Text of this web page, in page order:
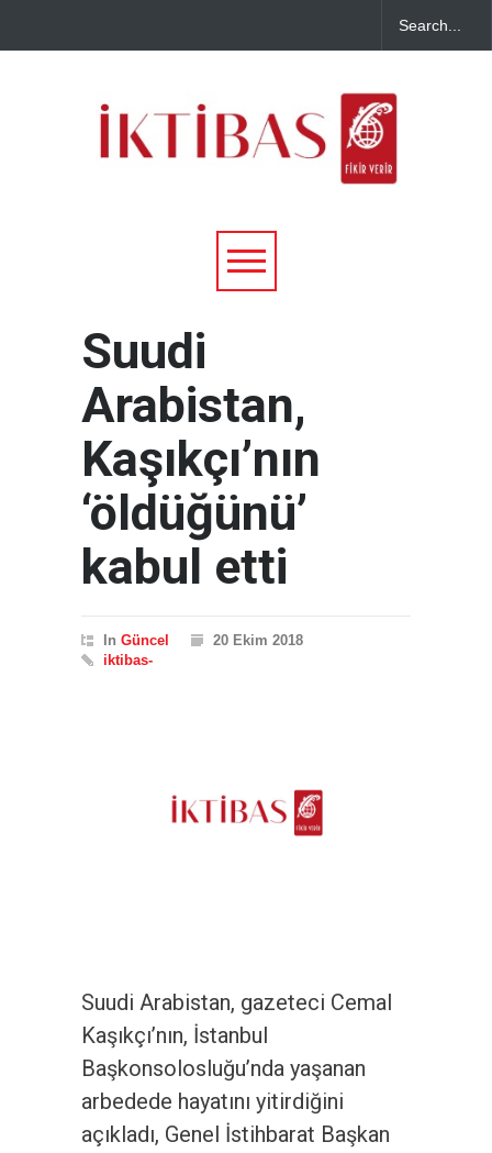
Suudi
Arabistan,
Kaşıkçı’nın
‘öldüğünü’
kabul etti
In Güncel
20 Ekim 2018
iktibas-
Suudi Arabistan, gazeteci Cemal
Kaşıkçı’nın, İstanbul
Başkonsolosluğu’nda yaşanan
arbedede hayatını yitirdiğini
açıkladı, Genel İstihbarat Başkan